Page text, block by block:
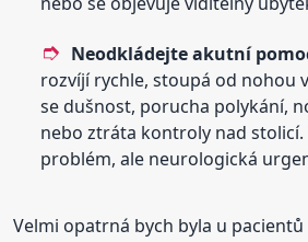
Neodkládejte akutní
rozvíjí rychle, stoupá od nohou
se dušnost, porucha polykání,
nebo ztráta kontroly nad stolicí.
problém, ale neurologická
Velmi opatrná bych byla u